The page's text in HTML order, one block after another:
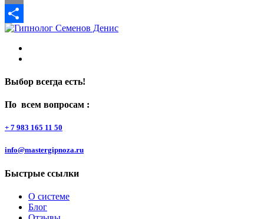
Print
Отправить
Выбор всегда есть!
По всем вопросам :
+ 7 983 165 11 50
info@mastergipnoza.ru
Быстрые ссылки
О системе
Блог